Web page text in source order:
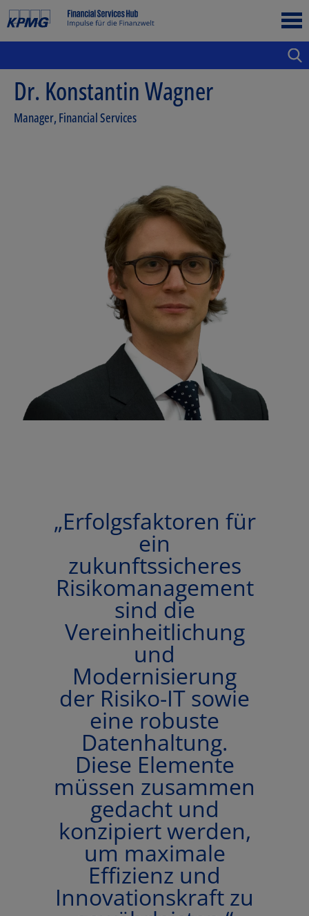
Dr. Konstantin Wagner
Manager, Financial Services
„Erfolgsfaktoren für
ein
zukunftssicheres
Risikomanagement
sind die
Vereinheitlichung
und
Modernisierung
der Risiko-IT sowie
eine robuste
Datenhaltung.
Diese Elemente
müssen zusammen
gedacht und
konzipiert werden,
um maximale
Effizienz und
Innovationskraft zu